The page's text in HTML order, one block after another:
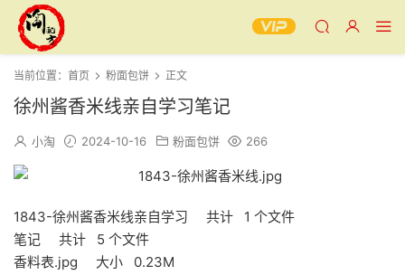
当前位置： 首页 粉面包饼 正文
徐州酱香米线亲自学习笔记
小淘 2024-10-16 粉面包饼 266
1843-徐州酱香米线亲自学习 共计 1 个文件
笔记 共计 5 个文件
香料表.jpg 大小 0.23M